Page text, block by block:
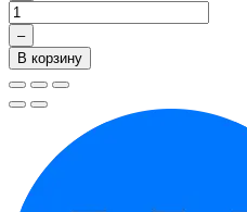
–
В корзину